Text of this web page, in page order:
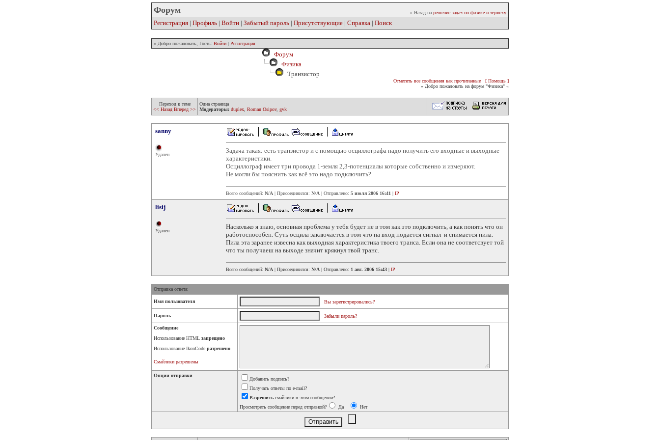
Форум » Назад на решение задач по физике и термеху
Регистрация | Профиль | Войти | Забытый пароль | Присутствующие | Справка | Поиск
» Добро пожаловать, Гость: Войти | Регистрация
Форум
Физика
Транзистор
Отметить все сообщения как прочитанные
[ Помощь ]
» Добро пожаловать на форум "Физика" «
Переход к теме
<< Назад Вперед >>
Одна страница
Модераторы: duplex Roman Osipov, gvk
sanny
Удален
Задача такая: есть транзистор и с помощью осциллографа надо получить его входные и выходные
характеристики.
Осциллограф имеет три провода 1-земля 2,3-потенциалы которые собственно и измеряют.
Не могли бы пояснить как всё это надо подключить?
Всего сообщений: N/A | Присоединился: N/A | Отправлено: 5 июля 2006 16:41 | IP
lisij
Удален
Насколько я знаю, основная проблема у тебя будет не в том как это подключить, а как понять что он
работоспособен. Суть осцила заключается в том что на вход подается сигнал и снимается пила.
Пила эта заранее извесна как выходная характеристика твоего транса. Если она не соответсвует той
что ты получаеш на выходе значит крякнул твой транс.
Всего сообщений: N/A | Присоединился: N/A | Отправлено: 1 авг. 2006 15:43 | IP
Отправка ответа:
Имя пользователя Вы зарегистрировались?
Пароль Забыли пароль?
Сообщение
Использование HTML запрещено
Использование IkonCode разрешено
Смайлики разрешены
Опции отправки
Добавить подпись?
Получать ответы по e-mail?
Разрешить смайлики в этом сообщении?
Просмотреть сообщение перед отправкой?
Да Нет